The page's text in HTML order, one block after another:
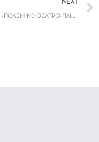
NEXT
ΑΝΤΙ-ΠΟΛΕΜΙΚΟ ΘΕΑΤΡΟ-ΠΑΙΔΑΓΩΓΙΚΟ ΠΡΟΓΡΑΜΜΑ ΑΠΟ ΤΟ ΔΗΠΕΘΕ ΙΩΑΝΝΙΝΩΝ